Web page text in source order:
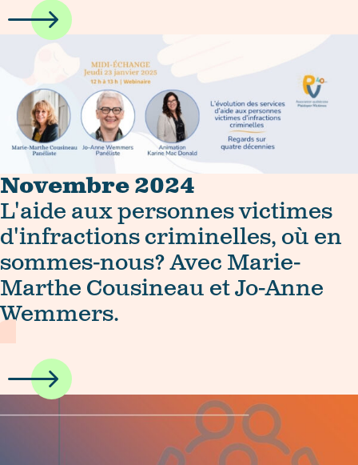
Novembre 2024
L'aide aux personnes victimes
d'infractions criminelles, où en
sommes-nous? Avec Marie-
Marthe Cousineau et Jo-Anne
Wemmers.